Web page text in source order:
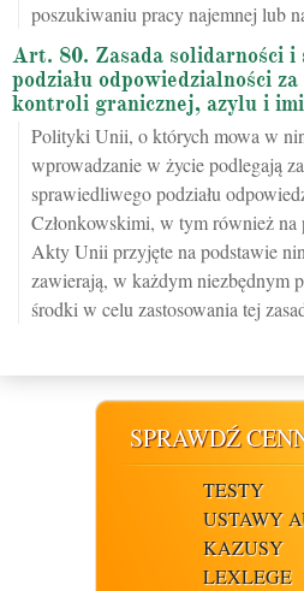
poszukiwaniu pracy najemnej lub
Art. 80. Zasada solidarności i
podziału odpowiedzialności
kontroli granicznej, azylu i
Polityki Unii, o których mowa w
wprowadzanie w życie podlegają
sprawiedliwego podziału
Członkowskimi, w tym również na
Akty Unii przyjęte na podstawie
zawierają, w każdym niezbędnym
środki w celu zastosowania tej
SPRAWDŹ
TESTY
USTAWY
KAZUSY
LEXLEGE